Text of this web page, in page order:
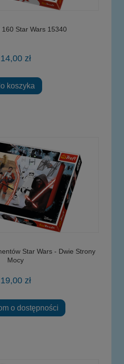
Star Wars 15340
14,00 zł
koszyka
Star Wars - Dwie Strony
Mocy
19,00 zł
o dostępności